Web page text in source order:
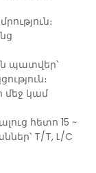
պատվեր՝
մեջ կամ
հետո 15 ~
T/T, L/C